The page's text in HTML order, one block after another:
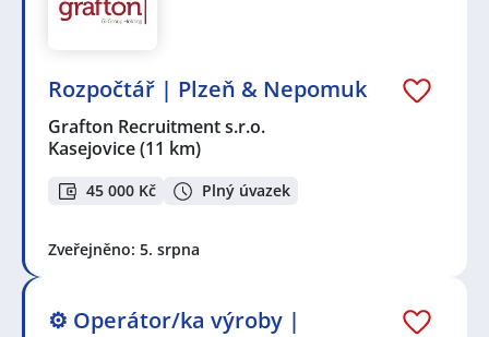
Rozpočtář | Plzeň & Nepomuk
Grafton Recruitment s.r.o.
Kasejovice(11 km)
45 000 Kč Plný úvazek
Zveřejněno: 5. srpna
⚙️ Operátor/ka výroby |